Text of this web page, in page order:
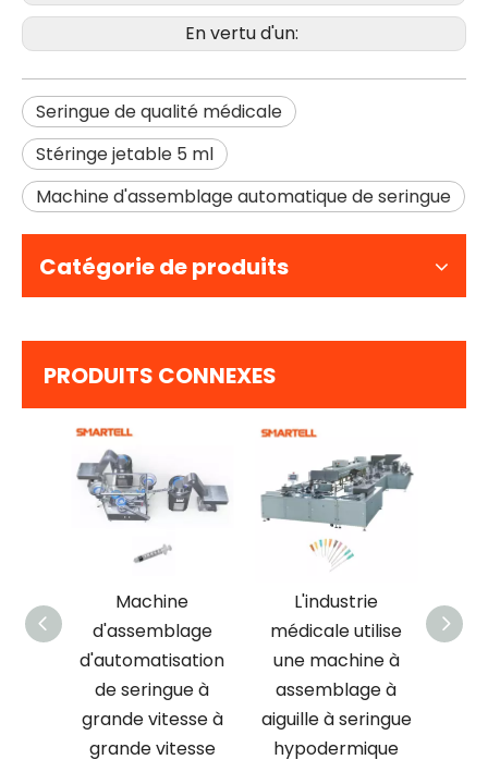
En vertu d'un:
Seringue de qualité médicale
Stéringe jetable 5 ml
Machine d'assemblage automatique de seringue
Catégorie de produits
PRODUITS CONNEXES
L'industrie
médicale utilise
une machine à
assemblage à
aiguille à seringue
hypodermique
Machine
d'emballage à
blister
automatique à
grande vitesse
pour seringue